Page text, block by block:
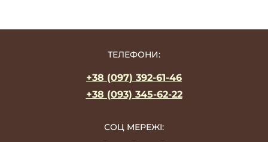
ТЕЛЕФОНИ:
+38 (097) 392-61-46
+38 (093) 345-62-22
СОЦ МЕРЕЖІ: